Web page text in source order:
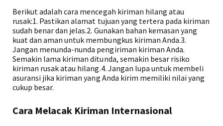
Berikut adalah cara mencegah kiriman hilang atau
rusak:1. Pastikan alamat tujuan yang tertera pada kiriman
sudah benar dan jelas.2. Gunakan bahan kemasan yang
kuat dan aman untuk membungkus kiriman Anda.3.
Jangan menunda-nunda pengiriman kiriman Anda.
Semakin lama kiriman ditunda, semakin besar risiko
kiriman rusak atau hilang.4. Jangan lupa untuk membeli
asuransi jika kiriman yang Anda kirim memiliki nilai yang
cukup besar.
Cara Melacak Kiriman Internasional